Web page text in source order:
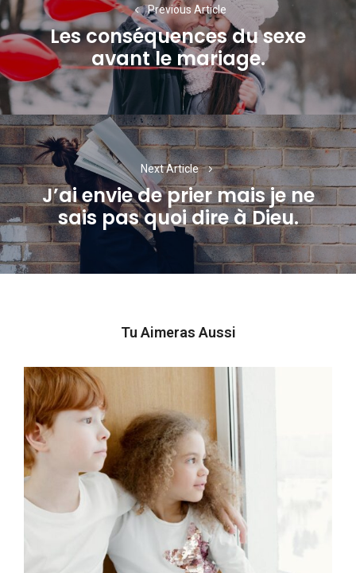
l’article
Previous Article
Previous
post:
Les conséquences du sexe
avant le mariage.
Next Article
Next
post:
J’ai envie de prier mais je ne
sais pas quoi dire à Dieu.
Tu Aimeras Aussi